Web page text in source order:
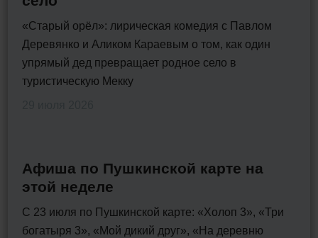
«Старый орёл»: лирическая комедия с Павлом
Деревянко и Аликом Караевым о том, как один
упрямый дед превращает родное село в
туристическую Мекку
Афиша по Пушкинской карте на
этой неделе
С 23 июля по Пушкинской карте: «Холоп 3», «Три
богатыря 3», «Мой дикий друг», «На деревню